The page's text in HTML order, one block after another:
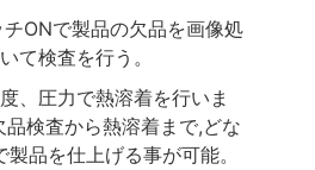
ONで製品の欠品を画像処
て検査を行う。
、圧力で熱溶着を行いま
検査から熱溶着まで,どな
品を仕上げる事が可能。